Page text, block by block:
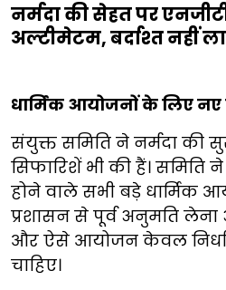
नर्मदा की सेहत पर
अल्टीमेटम, बर्दाश्त नहीं
धार्मिक आयोजनों के लिए
संयुक्त समिति ने नर्मदा की
सिफारिशें भी की हैं। समिति
होने वाले सभी बड़े धार्मिक
प्रशासन से पूर्व अनुमति लेना
और ऐसे आयोजन केवल
चाहिए।